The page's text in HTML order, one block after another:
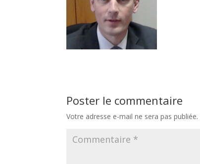
Poster le commentaire
Votre adresse e-mail ne sera pas publiée.